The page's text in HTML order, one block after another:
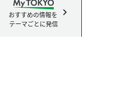
おすすめの情報を
テーマごとに発信